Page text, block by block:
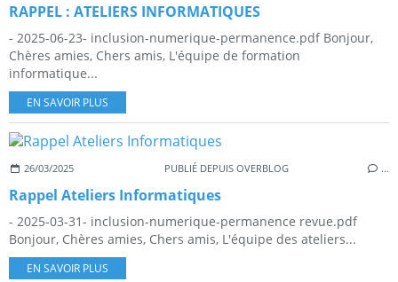
RAPPEL : ATELIERS INFORMATIQUES
- 2025-06-23- inclusion-numerique-permanence.pdf Bonjour,
Chères amies, Chers amis, L'équipe de formation
informatique...
EN SAVOIR PLUS
26/03/2025 PUBLIÉ DEPUIS OVERBLOG …
Rappel Ateliers Informatiques
- 2025-03-31- inclusion-numerique-permanence revue.pdf
Bonjour, Chères amies, Chers amis, L'équipe des ateliers...
EN SAVOIR PLUS